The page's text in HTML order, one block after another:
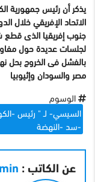
يذكر أن رئيس جمهورية
الاتحاد الإفريقي خلال
جنوب إفريقيا الذى قطع
لجلسات عديدة حول
بالفشل فى الخروج بحل
مصر والسودان وإثيوبيا
الوسوم
السيسي- لـ " رئيس -
-سد -النهضة
عن الكاتب :